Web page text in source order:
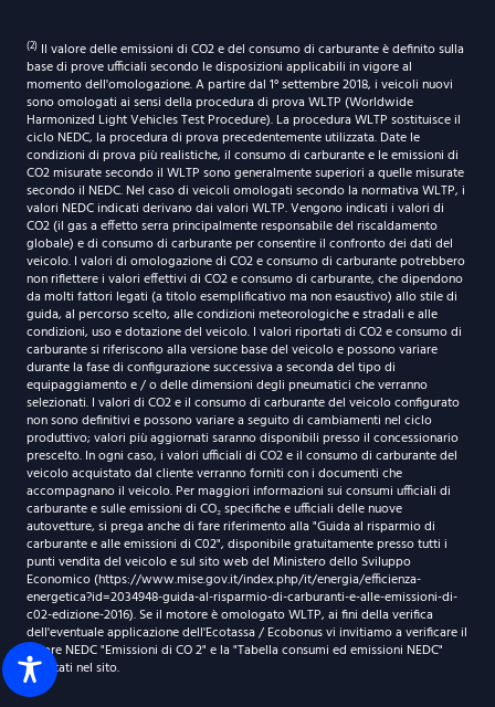
(2) Il valore delle emissioni di CO2 e del consumo di carburante è definito sulla
base di prove ufficiali secondo le disposizioni applicabili in vigore al
momento dell'omologazione. A partire dal 1° settembre 2018, i veicoli nuovi
sono omologati ai sensi della procedura di prova WLTP (Worldwide
Harmonized Light Vehicles Test Procedure). La procedura WLTP sostituisce il
ciclo NEDC, la procedura di prova precedentemente utilizzata. Date le
condizioni di prova più realistiche, il consumo di carburante e le emissioni di
CO2 misurate secondo il WLTP sono generalmente superiori a quelle misurate
secondo il NEDC. Nel caso di veicoli omologati secondo la normativa WLTP, i
valori NEDC indicati derivano dai valori WLTP. Vengono indicati i valori di
CO2 (il gas a effetto serra principalmente responsabile del riscaldamento
globale) e di consumo di carburante per consentire il confronto dei dati del
veicolo. I valori di omologazione di CO2 e consumo di carburante potrebbero
non riflettere i valori effettivi di CO2 e consumo di carburante, che dipendono
da molti fattori legati (a titolo esemplificativo ma non esaustivo) allo stile di
guida, al percorso scelto, alle condizioni meteorologiche e stradali e alle
condizioni, uso e dotazione del veicolo. I valori riportati di CO2 e consumo di
carburante si riferiscono alla versione base del veicolo e possono variare
durante la fase di configurazione successiva a seconda del tipo di
equipaggiamento e / o delle dimensioni degli pneumatici che verranno
selezionati. I valori di CO2 e il consumo di carburante del veicolo configurato
non sono definitivi e possono variare a seguito di cambiamenti nel ciclo
produttivo; valori più aggiornati saranno disponibili presso il concessionario
prescelto. In ogni caso, i valori ufficiali di CO2 e il consumo di carburante del
veicolo acquistato dal cliente verranno forniti con i documenti che
accompagnano il veicolo. Per maggiori informazioni sui consumi ufficiali di
carburante e sulle emissioni di CO₂ specifiche e ufficiali delle nuove
autovetture, si prega anche di fare riferimento alla "Guida al risparmio di
carburante e alle emissioni di C02", disponibile gratuitamente presso tutti i
punti vendita del veicolo e sul sito web del Ministero dello Sviluppo
Economico (https://www.mise.gov.it/index.php/it/energia/efficienza-
energetica?id=2034948-guida-al-risparmio-di-carburanti-e-alle-emissioni-di-
c02-edizione-2016). Se il motore è omologato WLTP, ai fini della verifica
dell'eventuale applicazione dell'Ecotassa / Ecobonus vi invitiamo a verificare il
valore NEDC "Emissioni di CO 2" e la "Tabella consumi ed emissioni NEDC"
riportati nel sito.